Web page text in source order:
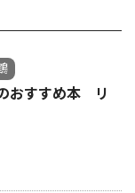
おすすめ本 リ